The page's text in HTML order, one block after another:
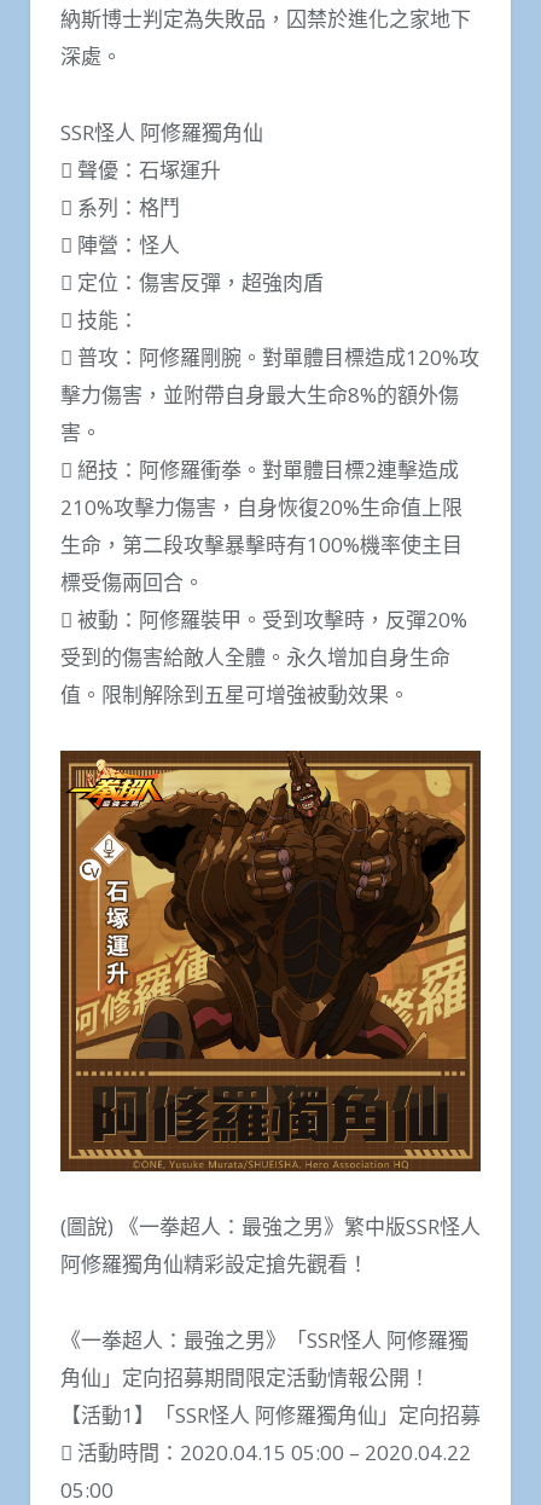
納斯博士判定為失敗品，囚禁於進化之家地下
深處。
SSR怪人 阿修羅獨角仙
 聲優：石塚運升
 系列：格鬥
 陣營：怪人
 定位：傷害反彈，超強肉盾
 技能：
 普攻：阿修羅剛腕。對單體目標造成120%攻
擊力傷害，並附帶自身最大生命8%的額外傷
害。
 絕技：阿修羅衝拳。對單體目標2連擊造成
210%攻擊力傷害，自身恢復20%生命值上限
生命，第二段攻擊暴擊時有100%機率使主目
標受傷兩回合。
 被動：阿修羅裝甲。受到攻擊時，反彈20%
受到的傷害給敵人全體。永久增加自身生命
值。限制解除到五星可增強被動效果。
(圖說) 《一拳超人：最強之男》繁中版SSR怪人
阿修羅獨角仙精彩設定搶先觀看！
《一拳超人：最強之男》「SSR怪人 阿修羅獨
角仙」定向招募期間限定活動情報公開！
【活動1】「SSR怪人 阿修羅獨角仙」定向招募
 活動時間：2020.04.15 05:00 – 2020.04.22
05:00